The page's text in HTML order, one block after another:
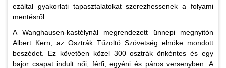
ezáltal gyakorlati tapasztalatokat szerezhessenek a folyami
mentésről.
A Wanghausen-kastélynál megrendezett ünnepi megnyitón
Albert Kern, az Osztrák Tűzoltó Szövetség elnöke mondott
beszédet. Ez követően közel 300 osztrák önkéntes és egy
bajor csapat indult női, férfi, egyéni és páros versenyben. A